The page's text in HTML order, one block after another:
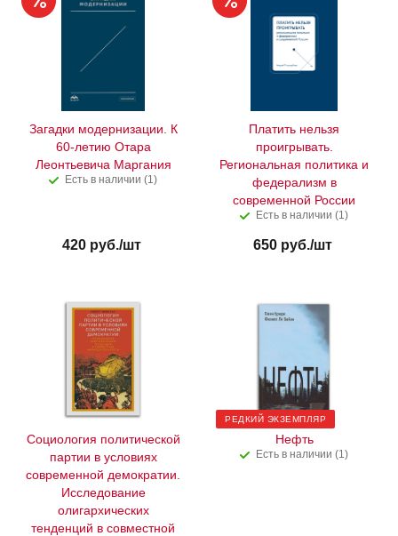
Загадки модернизации. К
60-летию Отара
Леонтьевича Маргания
Есть в наличии (1)
420руб./шт
Платить нельзя
проигрывать.
Региональная политика и
федерализм в
современной России
Есть в наличии (1)
650руб./шт
Социология политической
партии в условиях
современной демократии.
Исследование
олигархических
тенденций в совместной
РЕДКИЙ ЭКЗЕМПЛЯР
Нефть
Есть в наличии (1)